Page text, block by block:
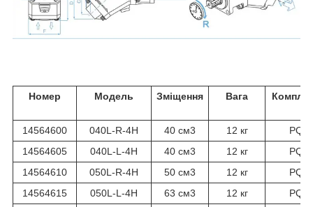
Номер Модель Зміщення Вага
14564600
040L-R-4H 40 см3 12 кг
14564605
040L-L-4H 40 см3 12 кг
14564610
050L-R-4H 50 см3 12 кг
14564615
050L-L-4H 63 см3 12 кг